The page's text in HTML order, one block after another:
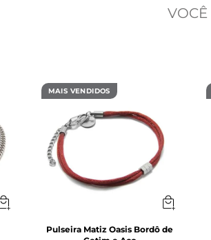
MAIS VENDIDOS
Pulseira Matiz Oasis Bordô de